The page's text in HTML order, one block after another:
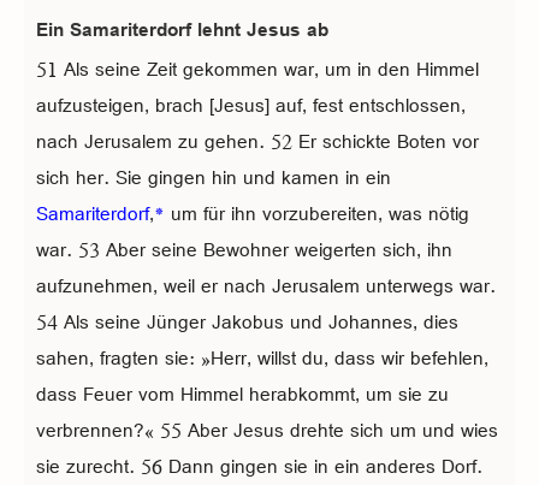
Ein Samariterdorf lehnt Jesus ab
51 Als seine Zeit gekommen war, um in den Himmel
aufzusteigen, brach [Jesus] auf, fest entschlossen,
nach Jerusalem zu gehen. 52 Er schickte Boten vor
sich her. Sie gingen hin und kamen in ein
Samariterdorf,* um für ihn vorzubereiten, was nötig
war. 53 Aber seine Bewohner weigerten sich, ihn
aufzunehmen, weil er nach Jerusalem unterwegs war.
54 Als seine Jünger Jakobus und Johannes, dies
sahen, fragten sie: »Herr, willst du, dass wir befehlen,
dass Feuer vom Himmel herabkommt, um sie zu
verbrennen?« 55 Aber Jesus drehte sich um und wies
sie zurecht. 56 Dann gingen sie in ein anderes Dorf.